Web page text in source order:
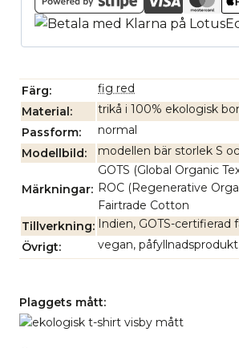
Färg
fig red
Material
trikå i 100% ekologisk
Passform
normal
Modellbild
modellen bär storlek S
Märkningar
GOTS (Global Organic
ROC (Regenerative
Fairtrade Cotton
Tillverkning Indien, GOTS-certifierad
Övrigt
vegan, påfyllnadsprodukt
Plaggets mått: